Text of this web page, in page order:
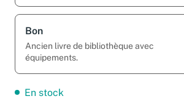
Ancien livre de bibliothèque avec